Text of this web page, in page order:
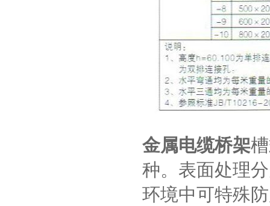
金属电缆桥架
种。表面处理
环境中可特殊